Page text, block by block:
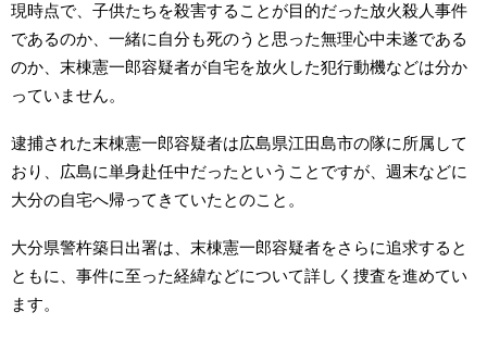
現時点で、子供たちを殺害することが目的だった放火殺人事件
であるのか、一緒に自分も死のうと思った無理心中未遂である
のか、末棟憲一郎容疑者が自宅を放火した犯行動機などは分か
っていません。
逮捕された末棟憲一郎容疑者は広島県江田島市の隊に所属して
おり、広島に単身赴任中だったということですが、週末などに
大分の自宅へ帰ってきていたとのこと。
大分県警杵築日出署は、末棟憲一郎容疑者をさらに追求すると
ともに、事件に至った経緯などについて詳しく捜査を進めてい
ます。